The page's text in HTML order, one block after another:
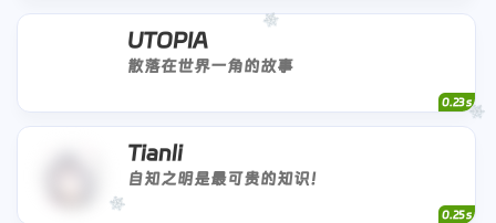
UTOPIA
散落在世界一角的故事
0.23 s
Tianli
自知之明是最可贵的知识！
0.25 s